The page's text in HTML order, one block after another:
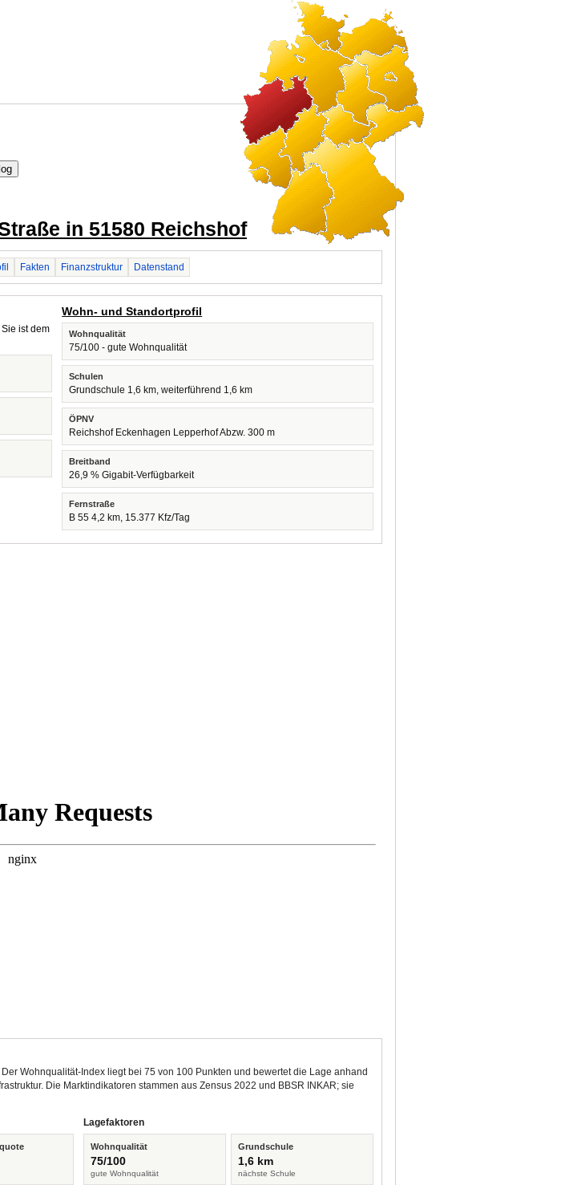
in 51580 Reichshof
Fakten Finanzstruktur Datenstand
ist dem
Wohn- und Standortprofil
Wohnqualität
75/100 - gute Wohnqualität
Schulen
Grundschule 1,6 km, weiterführend 1,6 km
ÖPNV
Reichshof Eckenhagen Lepperhof Abzw. 300 m
Breitband
26,9 % Gigabit-Verfügbarkeit
Fernstraße
B 55 4,2 km, 15.377 Kfz/Tag
Wohnqualität-Index liegt bei 75 von 100 Punkten und bewertet die Lage anhand
Die Marktindikatoren stammen aus Zensus 2022 und BBSR INKAR; sie
Lagefaktoren
Wohnqualität
75/100
gute Wohnqualität
Grundschule
1,6 km
nächste Schule